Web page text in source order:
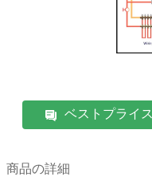
ベストプライス
商品の詳細